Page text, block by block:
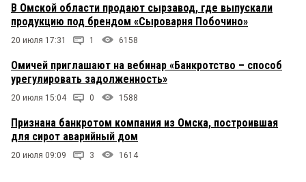
В Омской области продают сырзавод, где выпускали
продукцию под брендом «Сыроварня Побочино»
20 июля 17:31 1 6158
Омичей приглашают на вебинар «Банкротство – способ
урегулировать задолженность»
20 июля 15:04 0 1588
Признана банкротом компания из Омска, построившая
для сирот аварийный дом
20 июля 09:09 3 1614